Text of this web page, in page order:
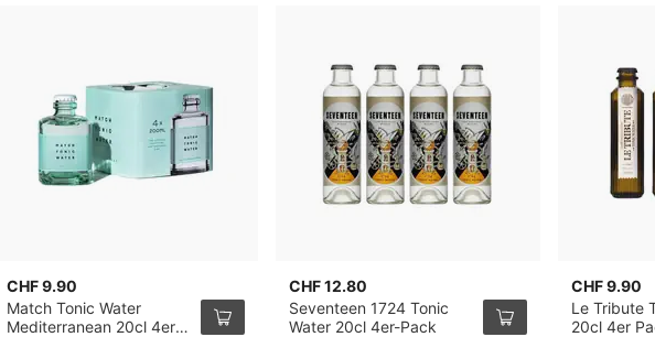
CHF 9.90
Match Tonic Water
Mediterranean 20cl 4er
CHF 12.80
Seventeen 1724 Tonic
Water 20cl 4er-Pack
CHF 9.90
Le Tribute
20cl 4er